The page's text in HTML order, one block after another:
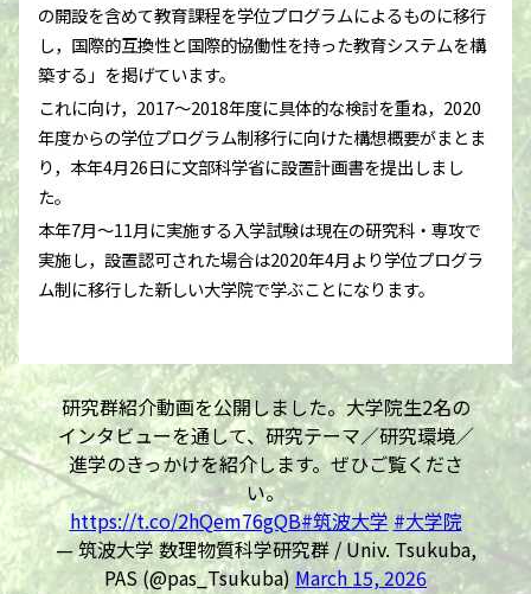
の開設を含めて教育課程を学位プログラムによるものに移行
し，国際的互換性と国際的協働性を持った教育システムを構
築する」を掲げています。
これに向け，2017～2018年度に具体的な検討を重ね，2020
年度からの学位プログラム制移行に向けた構想概要がまとま
り，本年4月26日に文部科学省に設置計画書を提出しまし
た。
本年7月～11月に実施する入学試験は現在の研究科・専攻で
実施し，設置認可された場合は2020年4月より学位プログラ
ム制に移行した新しい大学院で学ぶことになります。
研究群紹介動画を公開しました。大学院生2名の
インタビューを通して、研究テーマ／研究環境／
進学のきっかけを紹介します。ぜひご覧くださ
い。
https://t.co/2hQem76gQB#筑波大学 #大学院
— 筑波大学 数理物質科学研究群 / Univ. Tsukuba,
PAS (@pas_Tsukuba)March 15, 2026